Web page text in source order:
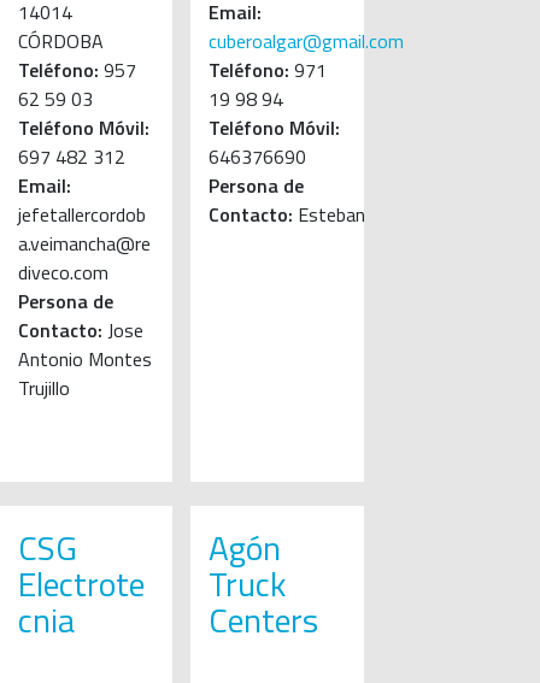
14014
CÓRDOBA
Teléfono: 957
62 59 03
Teléfono Móvil:
697 482 312
Email:
jefetallercordob
a.veimancha@re
diveco.com
Persona de
Contacto: Jose
Antonio Montes
Trujillo
Email:
cuberoalgar@gmail.com
Teléfono: 971
19 98 94
Teléfono Móvil:
646376690
Persona de
Contacto: Esteban
CSG
Electrote
cnia
Agón
Truck
Centers